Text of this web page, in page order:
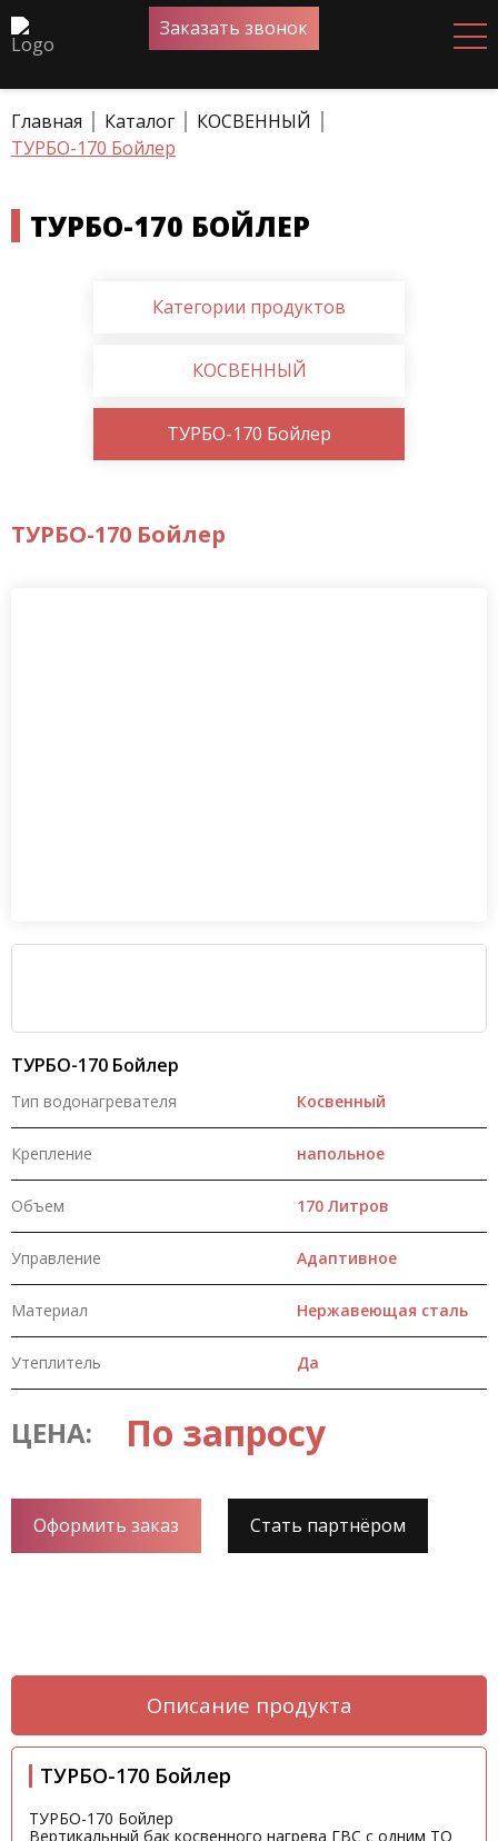
Заказать звонок
Главная Каталог
КОСВЕННЫЙ
ТУРБО-170 Бойлер
ТУРБО-170 БОЙЛЕР
Категории продуктов
КОСВЕННЫЙ
ТУРБО-170 Бойлер
ТУРБО-170 Бойлер
ТУРБО-170 Бойлер
Тип водонагревателя Косвенный
Крепление напольное
Объем 170 Литров
Управление Адаптивное
Материал Нержавеющая сталь
Утеплитель Да
ЦЕНА: По запросу
Оформить заказ Стать партнёром
Описание продукта
ТУРБО-170 Бойлер
ТУРБО-170 Бойлер
Вертикальный бак косвенного нагрева ГВС с одним ТО